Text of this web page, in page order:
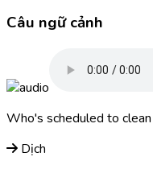
Câu ngữ cảnh
Who's scheduled to
Dịch